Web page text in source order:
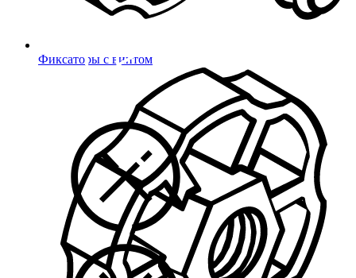
Фиксаторы с винтом